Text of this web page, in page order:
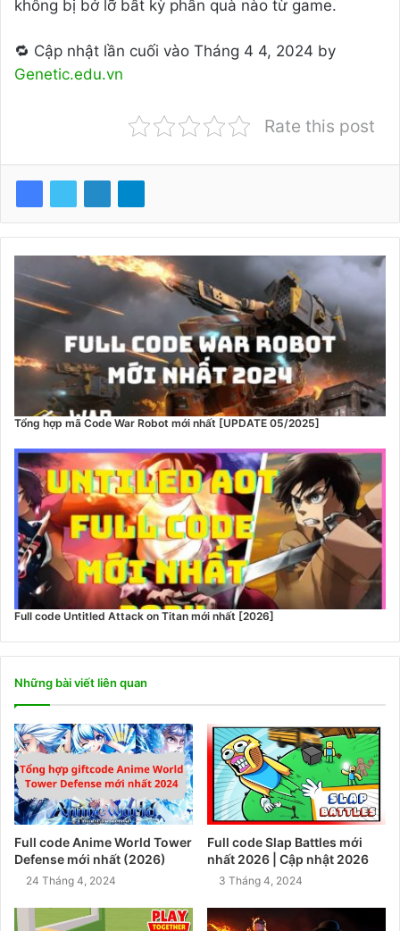
không bị bở lỡ bất kỳ phần quà nào từ game.
🔁 Cập nhật lần cuối vào Tháng 4 4, 2024 by
Genetic.edu.vn
Rate this post
Tổng hợp mã Code War Robot mới nhất [UPDATE 05/2025]
Full code Untitled Attack on Titan mới nhất [2026]
Những bài viết liên quan
Full code Anime World Tower
Defense mới nhất (2026)
24 Tháng 4, 2024
Full code Slap Battles mới
nhất 2026 | Cập nhật 2026
3 Tháng 4, 2024